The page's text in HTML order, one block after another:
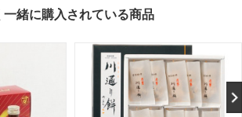
一緒に購入されている商品